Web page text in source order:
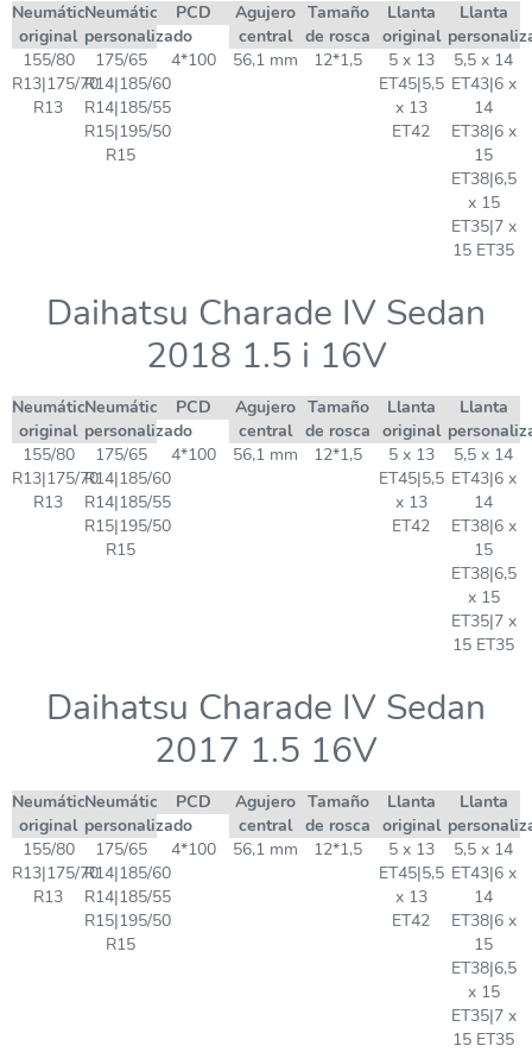
Neumático
original
Neumático
personalizado
PCD
Agujero
central
Tamaño
de rosca
Llanta
original
Llanta
155/80
R13|175/70
R13
175/65
R14|185/60
R14|185/55
R15|195/50
R15
4*100 56,1 mm 12*1,5
5 x 13
ET45|5,5
x 13
ET42
5,5 x 14
ET43|6 x
14
ET38|6 x
15
ET38|6,5
x 15
ET35|7 x
15 ET35
Daihatsu Charade IV Sedan
2018 1.5 i 16V
Neumático
original
Neumático
personalizado
PCD
Agujero
central
Tamaño
de rosca
Llanta
original
Llanta
155/80
R13|175/70
R13
175/65
R14|185/60
R14|185/55
R15|195/50
R15
4*100 56,1 mm 12*1,5
5 x 13
ET45|5,5
x 13
ET42
5,5 x 14
ET43|6 x
14
ET38|6 x
15
ET38|6,5
x 15
ET35|7 x
15 ET35
Daihatsu Charade IV Sedan
2017 1.5 16V
Neumático
original
Neumático
personalizado
PCD
Agujero
central
Tamaño
de rosca
Llanta
original
Llanta
155/80
R13|175/70
R13
175/65
R14|185/60
R14|185/55
R15|195/50
R15
4*100 56,1 mm 12*1,5
5 x 13
ET45|5,5
x 13
ET42
5,5 x 14
ET43|6 x
14
ET38|6 x
15
ET38|6,5
x 15
ET35|7 x
15 ET35